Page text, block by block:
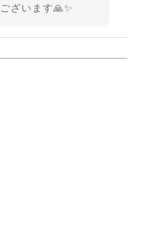
ざいます🙏✨
と和紙で石を包んで
。
ざいます。 実物を